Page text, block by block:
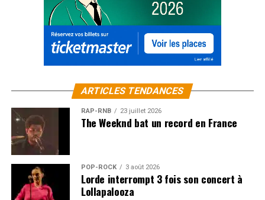
ARTICLES TENDANCES
RAP-RNB 23 juillet 2026
The Weeknd bat un record en France
POP-ROCK 3 août 2026
Lorde interrompt 3 fois son concert à
Lollapalooza